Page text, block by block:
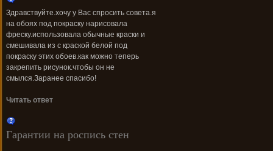
Здравствуйте.хочу у Вас спросить совета.я
на обоях под покраску нарисовала
фреску.использовала обычные краски и
смешивала из с краской белой под
покраску этих обоев.как можно теперь
закрепить рисунок.чтобы он не
смылся.Заранее спасибо!
Читать ответ
Гарантии на роспись стен